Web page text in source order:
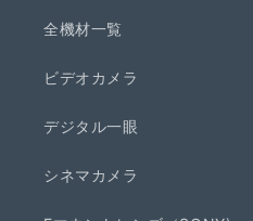
全機材一覧
ビデオカメラ
デジタル一眼
シネマカメラ